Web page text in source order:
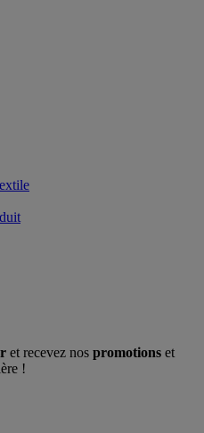
et recevez nos promotions et
!